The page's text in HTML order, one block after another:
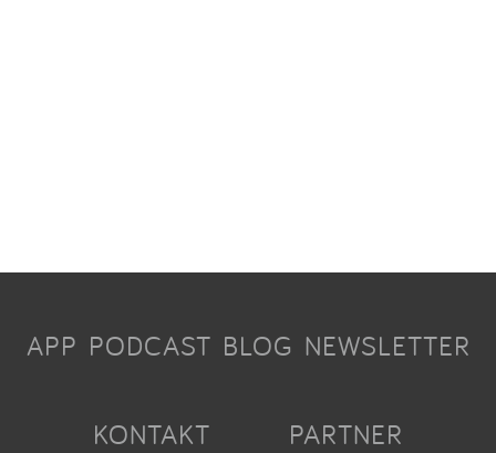
APP PODCAST BLOG NEWSLETTER
KONTAKT PARTNER